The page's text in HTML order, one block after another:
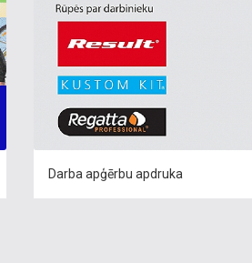
Darba apģērbu apdruka